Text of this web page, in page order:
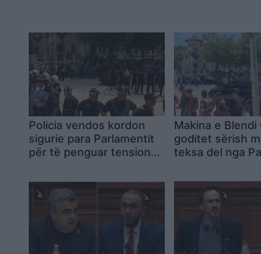
Policia vendos kordon
sigurie para Parlamentit
për të penguar tensionet
deputetëve
Makina e Blendi
goditet sërish
teksa del nga